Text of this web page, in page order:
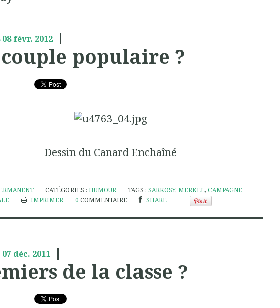
08 févr. 2012
populaire ?
Dessin du Canard Enchaîné
CATÉGORIES :HUMOUR TAGS :SARKOSY,MERKEL,CAMPAGNE
IMPRIMER 0 COMMENTAIRE SHARE
07 déc. 2011
de la classe ?